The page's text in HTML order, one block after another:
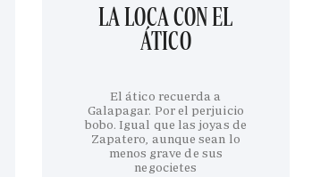
LA LOCA CON EL
ÁTICO
El ático recuerda a
Galapagar. Por el perjuicio
bobo. Igual que las joyas de
Zapatero, aunque sean lo
menos grave de sus
negocietes